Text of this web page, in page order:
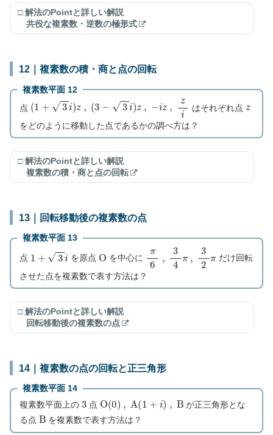
□ 解法のPointと詳しい解説
共役な複素数・逆数の極形式
12｜複素数の積・商と点の回転
複素数平面 12
点 (1 +3 z , (3 z , z zi はそれぞれ点
をどのように移動した点であるかの調べ方は？
□ 解法のPointと詳しい解説
複素数の積・商と点の回転
13｜回転移動後の複素数の点
複素数平面 13
点 1 を原点 O を中心に π6 34 32
だけ回転
させた点を複素数で表す方法は？
□ 解法のPointと詳しい解説
回転移動後の複素数の点
14｜複素数の点の回転と正三角形
複素数平面 14
複素数平面上の 3点 O (0) A (1 i , B が正三角形とな
る点 B を複素数で表す方法は？